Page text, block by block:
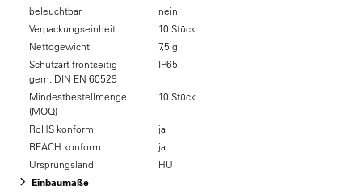
beleuchtbar
nein
Verpackungseinheit
10 Stück
Nettogewicht
7,5 g
Schutzart frontseitig
gem. DIN EN 60529
IP65
Mindestbestellmenge
(MOQ)
10 Stück
RoHS konform
ja
REACH konform
ja
Ursprungsland
HU
Einbaumaße